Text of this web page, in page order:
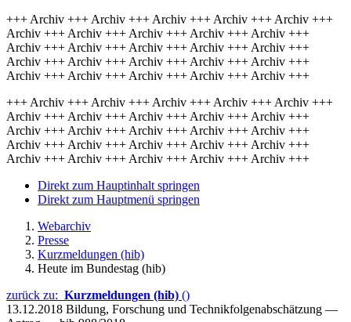
+++ Archiv +++ Archiv +++ Archiv +++ Archiv +++ Archiv +++
Archiv +++ Archiv +++ Archiv +++ Archiv +++ Archiv +++
Archiv +++ Archiv +++ Archiv +++ Archiv +++ Archiv +++
Archiv +++ Archiv +++ Archiv +++ Archiv +++ Archiv +++
Archiv +++ Archiv +++ Archiv +++ Archiv +++ Archiv +++
+++ Archiv +++ Archiv +++ Archiv +++ Archiv +++ Archiv +++
Archiv +++ Archiv +++ Archiv +++ Archiv +++ Archiv +++
Archiv +++ Archiv +++ Archiv +++ Archiv +++ Archiv +++
Archiv +++ Archiv +++ Archiv +++ Archiv +++ Archiv +++
Archiv +++ Archiv +++ Archiv +++ Archiv +++ Archiv +++
Direkt zum Hauptinhalt springen
Direkt zum Hauptmenü springen
Webarchiv
Presse
Kurzmeldungen (hib)
Heute im Bundestag (hib)
zurück zu: Kurzmeldungen (hib) ()
13.12.2018 Bildung, Forschung und Technikfolgenabschätzung —